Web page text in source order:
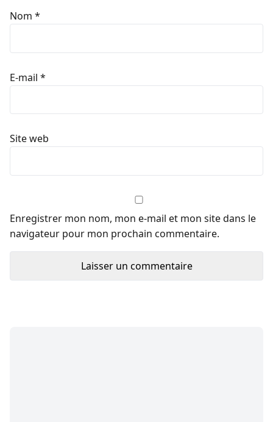
Nom *
E-mail *
Site web
Enregistrer mon nom, mon e-mail et mon site dans le
navigateur pour mon prochain commentaire.